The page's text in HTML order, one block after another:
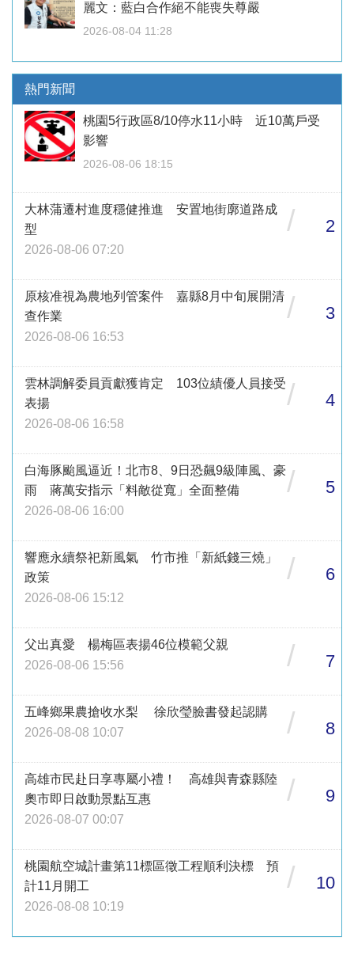
麗文：藍白合作絕不能喪失尊嚴
2026-08-04 11:28
熱門新聞
桃園5行政區8/10停水11小時 近10萬戶受
影響
2026-08-06 18:15
大林蒲遷村進度穩健推進 安置地街廓道路成
型
2026-08-06 07:20
/ 2
原核准視為農地列管案件 嘉縣8月中旬展開清
查作業
2026-08-06 16:53
/ 3
雲林調解委員貢獻獲肯定 103位績優人員接受
表揚
2026-08-06 16:58
/ 4
白海豚颱風逼近！北市8、9日恐飆9級陣風、豪
雨 蔣萬安指示「料敵從寬」全面整備
2026-08-06 16:00
/ 5
響應永續祭祀新風氣 竹市推「新紙錢三燒」
政策
2026-08-06 15:12
/ 6
父出真愛 楊梅區表揚46位模範父親
2026-08-06 15:56
/ 7
五峰鄉果農搶收水梨 徐欣瑩臉書發起認購
2026-08-08 10:07
/ 8
高雄市民赴日享專屬小禮！ 高雄與青森縣陸
奧市即日啟動景點互惠
2026-08-07 00:07
/ 9
桃園航空城計畫第11標區徵工程順利決標 預
計11月開工
2026-08-08 10:19
/ 10